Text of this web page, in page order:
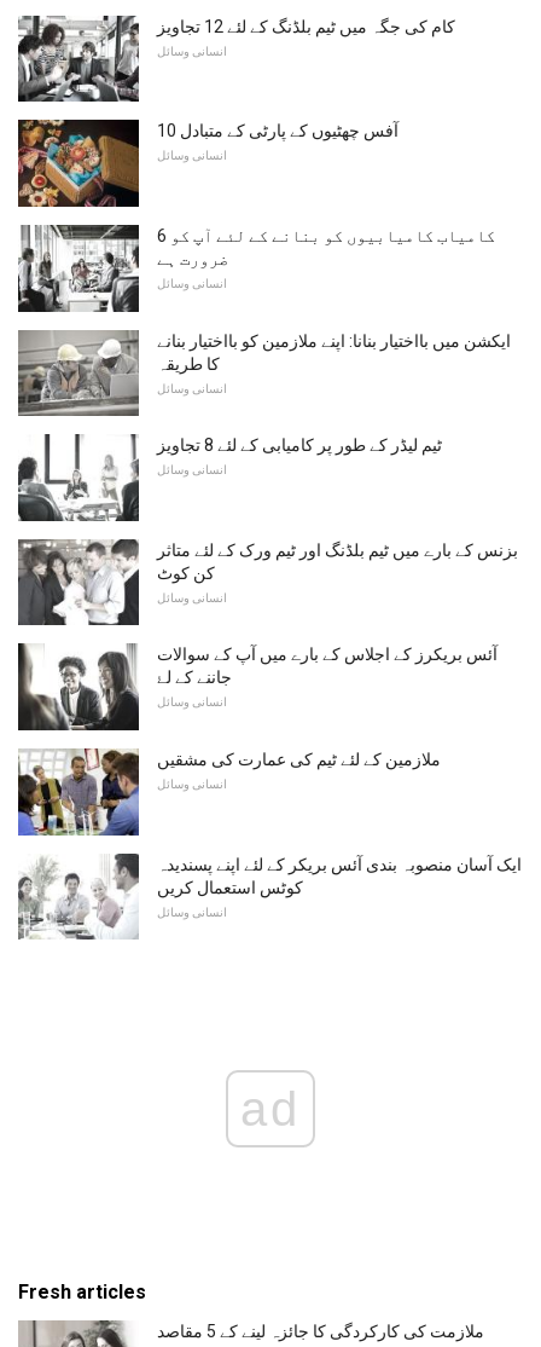
کام کی جگہ میں ٹیم بلڈنگ کے لئے 12 تجاویز
انسانی وسائل
آفس چھٹیوں کے پارٹی کے متبادل 10
انسانی وسائل
6 کامیاب کامیابیوں کو بنانے کے لئے آپ کو
ضرورت ہے
انسانی وسائل
ایکشن میں بااختيار بنانا: اپنے ملازمين کو بااختيار بنانے
کا طریقہ
انسانی وسائل
ٹیم لیڈر کے طور پر کامیابی کے لئے 8 تجاویز
انسانی وسائل
بزنس کے بارے میں ٹیم بلڈنگ اور ٹیم ورک کے لئے متاثر
کن کوٹ
انسانی وسائل
آئس بریکرز کے اجلاس کے بارے میں آپ کے سوالات
جاننے کے لۓ
انسانی وسائل
ملازمین کے لئے ٹیم کی عمارت کی مشقیں
انسانی وسائل
ایک آسان منصوبہ بندی آئس بریکر کے لئے اپنے پسندیدہ
کوٹس استعمال کریں
انسانی وسائل
ad
Fresh articles
ملازمت کی کارکردگی کا جائزہ لینے کے 5 مقاصد